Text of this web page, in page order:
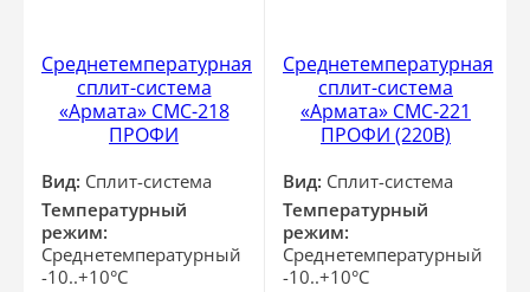
Среднетемпературная
сплит-система
«Армата» СМС-218
ПРОФИ
Вид: Сплит-система
Температурный
режим:
Среднетемпературный
-10..+10°С
Среднетемпературная
сплит-система
«Армата» СМС-221
ПРОФИ (220В)
Вид: Сплит-система
Температурный
режим:
Среднетемпературный
-10..+10°С